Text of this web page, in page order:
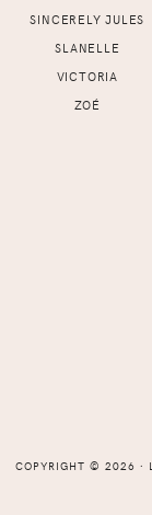
SINCERELY JULES
SLANELLE
VICTORIA
ZOÉ
COPYRIGHT © 2026 ⸱